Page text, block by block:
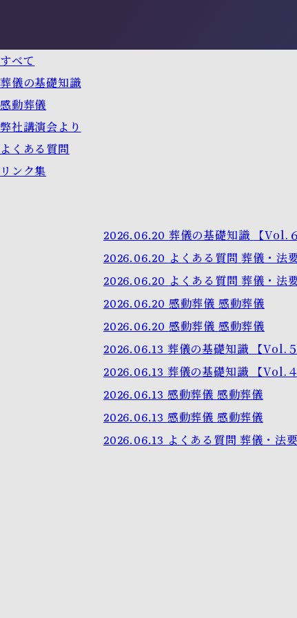
すべて
葬儀の基礎知識
感動葬儀
弊社講演会より
よくある質問
リンク集
2026.06.20 葬儀の基礎知識 【Vol.
2026.06.20 よくある質問 葬儀・法
2026.06.20 よくある質問 葬儀・法
2026.06.20 感動葬儀 感動葬儀
2026.06.20 感動葬儀 感動葬儀
2026.06.13 葬儀の基礎知識 【Vol.
2026.06.13 葬儀の基礎知識 【Vol.
2026.06.13 感動葬儀 感動葬儀
2026.06.13 感動葬儀 感動葬儀
2026.06.13 よくある質問 葬儀・法